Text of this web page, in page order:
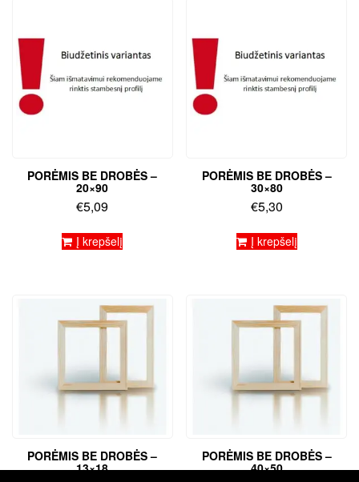
PORĖMIS BE DROBĖS –
20×90
€5,09
Į krepšelį
PORĖMIS BE DROBĖS –
30×80
€5,30
Į krepšelį
PORĖMIS BE DROBĖS –
13×18
PORĖMIS BE DROBĖS –
40×50